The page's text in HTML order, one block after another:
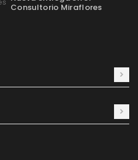
Consultorio Miraflores